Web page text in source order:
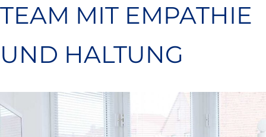
TEAM MIT EMPATHIE
UND HALTUNG